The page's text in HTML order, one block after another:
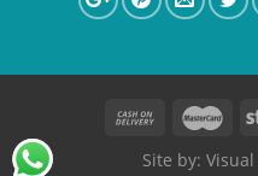
Site by: Visual